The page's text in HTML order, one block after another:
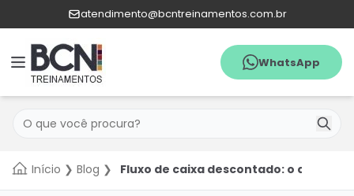
atendimento@bcntreinamentos.com.br
Menu
Quem
WhatsApp
Pesquisar
Início ❯ Blog ❯ Fluxo de caixa descontado: o que é e